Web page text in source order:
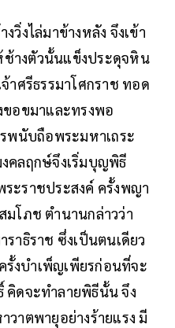
วิ่งไล่มาข้างหลัง จึงเข้า
างตัวนั้นแข็งประดุจหิน
าศรีธรรมาโศกราช ทอด
ขอขมาและทรงพอ
พนับถือพระมหาเถระ
คลฤกษ์จึงเริ่มบุญพิธี
ะราชประสงค์ ครั้งพญา
มโภช ตำนานกล่าวว่า
าธิราช ซึ่งเป็นตนเดียว
งบำเพ็ญเพียรก่อนที่จะ
คิดจะทำลายพิธีนั้น จึง
วาตพายุอย่างร้ายแรง มี